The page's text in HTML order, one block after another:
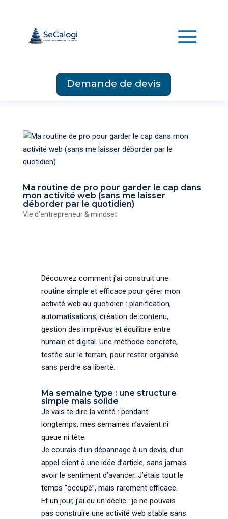
Demande de devis
Ma routine de pro pour garder le cap dans
mon activité web (sans me laisser
déborder par le quotidien)
Vie d’entrepreneur & mindset
Découvrez comment j’ai construit une
routine simple et efficace pour gérer mon
activité web au quotidien : planification,
automatisations, création de contenu,
gestion des imprévus et équilibre entre
humain et digital. Une méthode concrète,
testée sur le terrain, pour rester organisé
sans perdre sa liberté.
Ma semaine type : une structure
simple mais solide
Je vais te dire la vérité : pendant
longtemps, mes semaines n’avaient ni
queue ni tête.
Je courais d’un dépannage à un devis, d’un
appel client à une idée d’article, sans jamais
avoir le sentiment d’avancer. J’étais tout le
temps “occupé”, mais rarement efficace.
Et un jour, j’ai eu un déclic : je ne pouvais
pas construire une activité web stable sans